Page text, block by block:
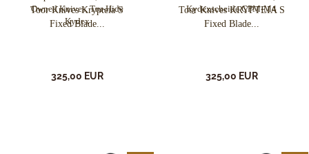
Toor Knives Krypteia S
Fixed Blade...
325,00 EUR
Toor Knives KRYPTEIA S
Fixed Blade...
325,00 EUR